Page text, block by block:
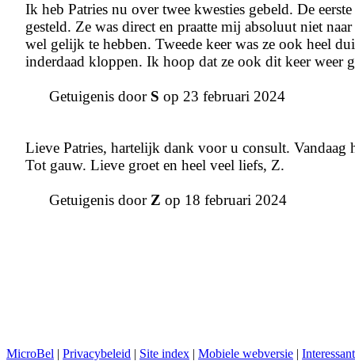
Ik heb Patries nu over twee kwesties gebeld. De
gesteld. Ze was direct en praatte mij absoluut niet
wel gelijk te hebben. Tweede keer was ze ook heel
inderdaad kloppen. Ik hoop dat ze ook dit keer weer
Getuigenis door S op 23 februari 2024
Lieve Patries, hartelijk dank voor u consult. Vandaag
Tot gauw. Lieve groet en heel veel liefs, Z.
Getuigenis doorZ op 18 februari 2024
MicroBel | Privacybeleid | Site index | Mobiele webversie |